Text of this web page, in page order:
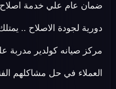
ضمان عام علي خدمة اصلاح
دورية لجودة الاصلاح ..
مركز صيانه كولدير
العملاء في حل مشاكلهم